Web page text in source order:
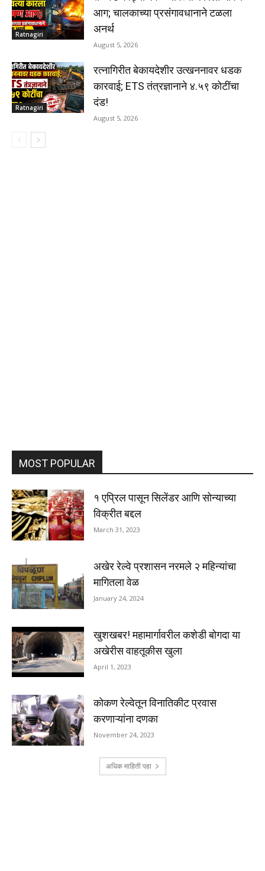
Ratnagiri
आग; चालकाच्या प्रसंगावधानाने टळला
अनर्थ
August 5, 2026
Ratnagiri
रत्नागिरीत बेकायदेशीर उत्खननावर धडक
कारवाई; ETS तंत्रज्ञानाने ४.५९ कोटींचा
दंड!
August 5, 2026
MOST POPULAR
१ एप्रिल पासून सिलेंडर आणि सोन्याच्या
विक्रीत बद्दल
March 31, 2023
अखेर रेल्वे प्रशासन नरमले २ महिन्यांचा
मागितला वेळ
January 24, 2024
खुशखबर! महामार्गावरील कशेडी बोगदा या
अखेरीस वाहतूकीस खुला
April 1, 2023
कोकण रेल्वेतून विनातिकीट प्रवास
करणाऱ्यांना दणका
November 24, 2023
अधिक माहिती पहा